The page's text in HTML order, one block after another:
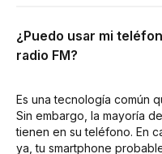
¿Puedo usar mi
radio FM?
Es una tecnología común
Sin embargo, la mayoría
tienen en su teléfono. En
ya, tu smartphone